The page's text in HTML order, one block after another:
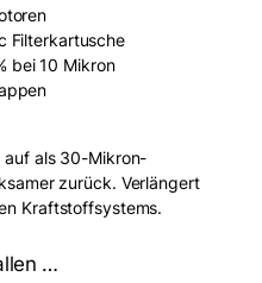
Filterkartusche
bei 10 Mikron
auf als 30-Mikron-
zurück. Verlängert
Kraftstoffsystems.
…